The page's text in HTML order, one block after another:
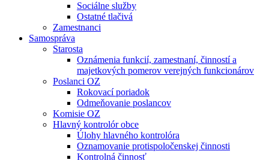
Sociálne služby
Ostatné tlačivá
Zamestnanci
Samospráva
Starosta
Oznámenia funkcií, zamestnaní, činností a
majetkových pomerov verejných funkcionárov
Poslanci OZ
Rokovací poriadok
Odmeňovanie poslancov
Komisie OZ
Hlavný kontrolór obce
Úlohy hlavného kontrolóra
Oznamovanie protispoločenskej činnosti
Kontrolná činnosť